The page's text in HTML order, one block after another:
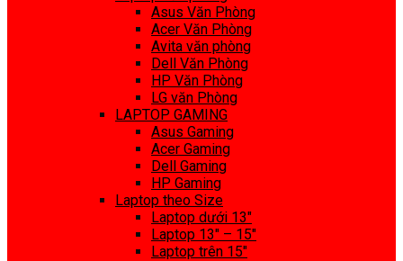
Asus Văn Phòng
Acer Văn Phòng
Avita văn phòng
Dell Văn Phòng
HP Văn Phòng
LG văn Phòng
LAPTOP GAMING
Asus Gaming
Acer Gaming
Dell Gaming
HP Gaming
Laptop theo Size
Laptop dưới 13″
Laptop 13″ – 15″
Laptop trên 15″